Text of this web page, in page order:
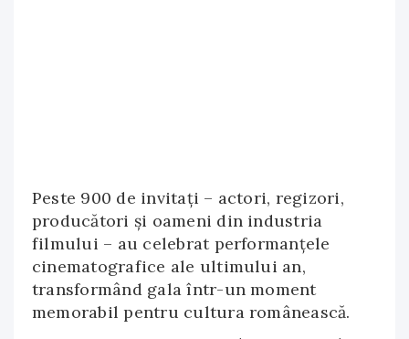
Peste 900 de invitați – actori, regizori,
producători și oameni din industria
filmului – au celebrat performanțele
cinematografice ale ultimului an,
transformând gala într-un moment
memorabil pentru cultura românească.